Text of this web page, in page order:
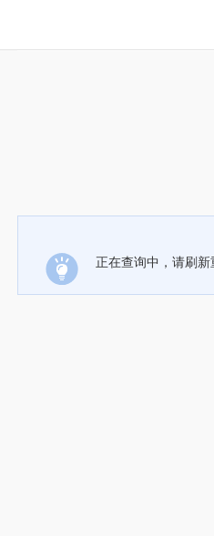
正在查询中，请刷新